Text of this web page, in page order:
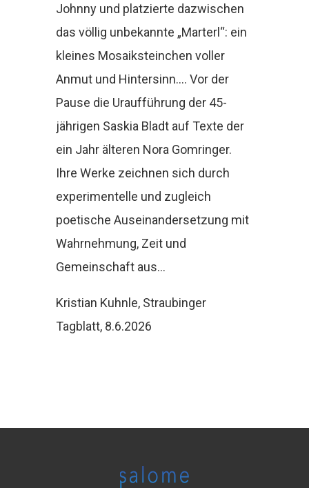
Johnny und platzierte dazwischen
das völlig unbekannte „Marterl“: ein
kleines Mosaiksteinchen voller
Anmut und Hintersinn…. Vor der
Pause die Uraufführung der 45-
jährigen Saskia Bladt auf Texte der
ein Jahr älteren Nora Gomringer.
Ihre Werke zeichnen sich durch
experimentelle und zugleich
poetische Auseinandersetzung mit
Wahrnehmung, Zeit und
Gemeinschaft aus…
Kristian Kuhnle, Straubinger
Tagblatt, 8.6.2026